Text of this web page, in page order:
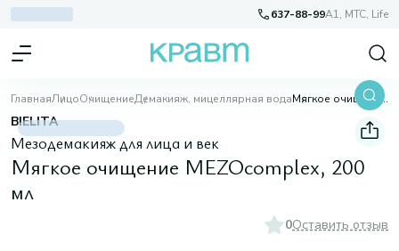
637-88-99A1, МТС, Life
ГлавнаяЛицоОчищениеДемакияж, мицеллярная вода Мягкое очищение MEZOcomplex, 200 мл
BIELITA
Мезодемакияж для лица и век
Мягкое очищение MEZOcomplex, 200
мл
0Оставить отзыв